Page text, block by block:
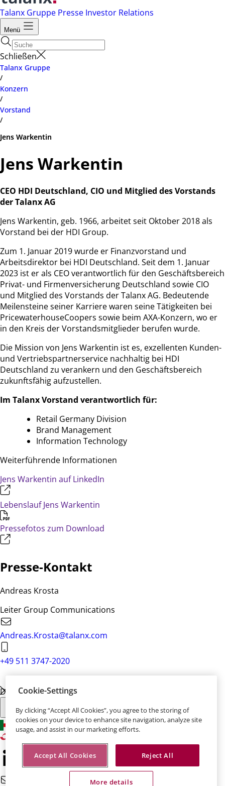
Talanx Gruppe Presse Investor Relations
Menü
Schließen
Talanx Gruppe
/
Konzern
/
Vorstand
/
Jens Warkentin
Jens Warkentin
CEO HDI Deutschland, CIO und Mitglied des Vorstands
der Talanx AG
Jens Warkentin, geb. 1966, arbeitet seit Oktober 2018 als
Vorstand bei der HDI Group.
Zum 1. Januar 2019 wurde er Finanzvorstand und
Arbeitsdirektor bei HDI Deutschland. Seit dem 1. Januar
2023 ist er als CEO verantwortlich für den Geschäftsbereich
Privat- und Firmenversicherung Deutschland sowie CIO
und Mitglied des Vorstands der Talanx AG. Bedeutende
Meilensteine seiner Karriere waren seine Tätigkeiten bei
PricewaterhouseCoopers sowie beim AXA-Konzern, wo er
in den Kreis der Vorstandsmitglieder berufen wurde.
Die Mission von Jens Warkentin ist es, exzellenten Kunden-
und Vertriebspartnerservice nachhaltig bei HDI
Deutschland zu verankern und den Geschäftsbereich
zukunftsfähig aufzustellen.
Im Talanx Vorstand verantwortlich für:
Retail Germany Division
Brand Management
Information Technology
Weiterführende Informationen
Jens Warkentin auf LinkedIn
Lebenslauf Jens Warkentin
Pressefotos zum Download
Presse-Kontakt
Andreas Krosta
Leiter Group Communications
Andreas.Krosta@talanx.com
+49 511 3747-2020
Diese Seite teilen:
Cookie-Settings
By clicking “Accept All Cookies”, you agree to the storing of
cookies on your device to enhance site navigation, analyze site
usage, and assist in our marketing efforts.
Accept All Cookies Reject All
More details